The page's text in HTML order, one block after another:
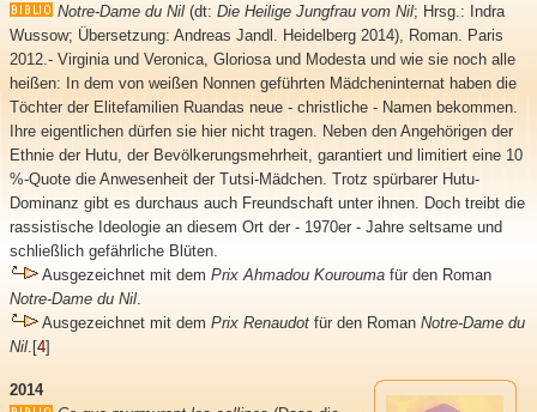
Notre-Dame du Nil (dt: Die Heilige Jungfrau vom Nil; Hrsg.: Indra
Wussow; Übersetzung: Andreas Jandl. Heidelberg 2014), Roman. Paris
2012.- Virginia und Veronica, Gloriosa und Modesta und wie sie noch alle
heißen: In dem von weißen Nonnen geführten Mädcheninternat haben die
Töchter der Elitefamilien Ruandas neue - christliche - Namen bekommen.
Ihre eigentlichen dürfen sie hier nicht tragen. Neben den Angehörigen der
Ethnie der Hutu, der Bevölkerungsmehrheit, garantiert und limitiert eine 10
%-Quote die Anwesenheit der Tutsi-Mädchen. Trotz spürbarer Hutu-
Dominanz gibt es durchaus auch Freundschaft unter ihnen. Doch treibt die
rassistische Ideologie an diesem Ort der - 1970er - Jahre seltsame und
schließlich gefährliche Blüten.
Ausgezeichnet mit dem Prix Ahmadou Kouroumafür den Roman
Notre-Dame du Nil.
Ausgezeichnet mit dem Prix Renaudotfür den Roman Notre-Dame du
Nil. [4]
2014